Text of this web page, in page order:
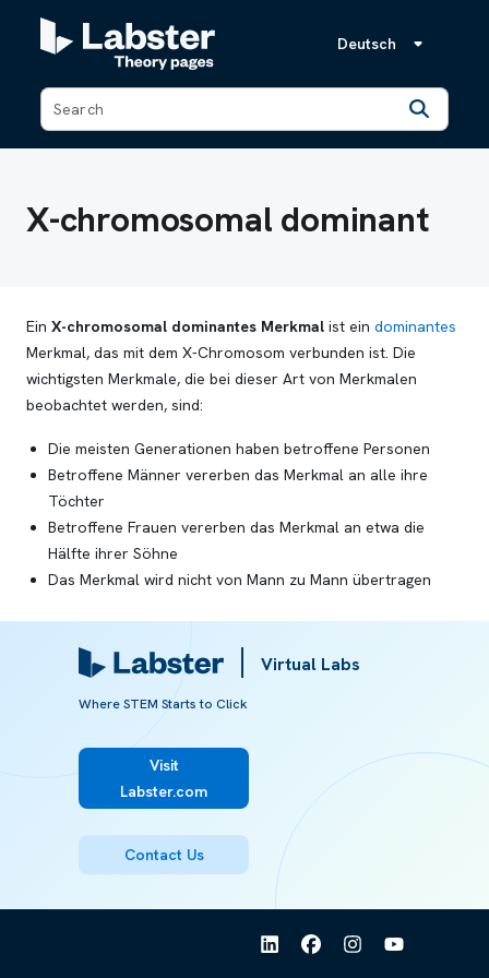
Deutsch
Back
X-chromosomal dominant
Ein X-chromosomal dominantes Merkmal ist ein dominantes
Merkmal, das mit dem X-Chromosom verbunden ist. Die
wichtigsten Merkmale, die bei dieser Art von Merkmalen
beobachtet werden, sind:
Die meisten Generationen haben betroffene Personen
Betroffene Männer vererben das Merkmal an alle ihre
Töchter
Betroffene Frauen vererben das Merkmal an etwa die
Hälfte ihrer Söhne
Das Merkmal wird nicht von Mann zu Mann übertragen
Empfohlen von:
ARTIKEL
Virtual Labs
Where STEM Starts to Click
Visit
Labster.com
Contact Us